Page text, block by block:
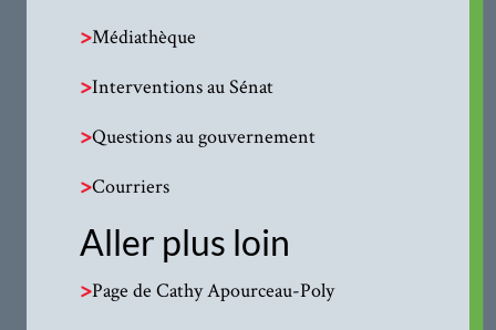
>Médiathèque
>Interventions au Sénat
>Questions au gouvernement
>Courriers
Aller plus loin
>Page de Cathy Apourceau-Poly